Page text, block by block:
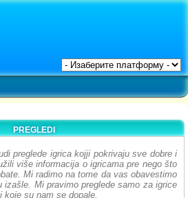
PREGLEDI
preglede igrica kojji pokrivaju sve dobre i
više informacija o igricama pre nego što
Mi radimo na tome da vas obavestimo
izašle. Mi pravimo preglede samo za igrice
koje su nam se dopale.